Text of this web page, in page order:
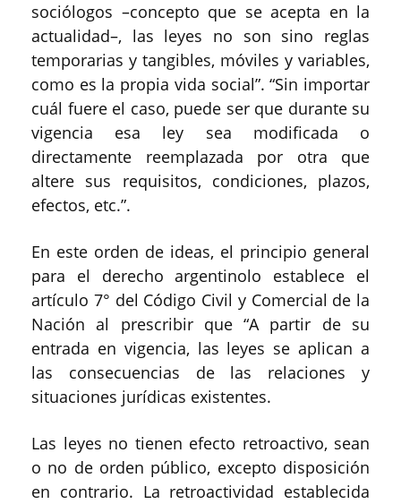
sociólogos –concepto que se acepta en la
actualidad–, las leyes no son sino reglas
temporarias y tangibles, móviles y variables,
como es la propia vida social”. “Sin importar
cuál fuere el caso, puede ser que durante su
vigencia esa ley sea modificada o
directamente reemplazada por otra que
altere sus requisitos, condiciones, plazos,
efectos, etc.”.
En este orden de ideas, el principio general
para el derecho argentinolo establece el
artículo 7° del Código Civil y Comercial de la
Nación al prescribir que“A partir de su
entrada en vigencia, las leyes se aplican a
las consecuencias de las relaciones y
situaciones jurídicas existentes.
Las leyes no tienen efecto retroactivo, sean
o no de orden público, excepto disposición
en contrario. La retroactividad establecida